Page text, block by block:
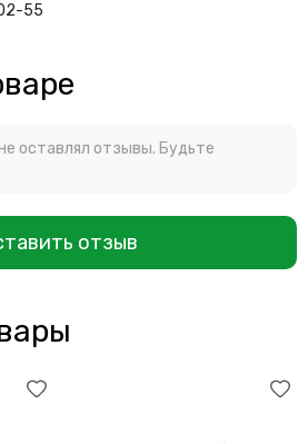
55
оставлял отзывы. Будьте
отзыв